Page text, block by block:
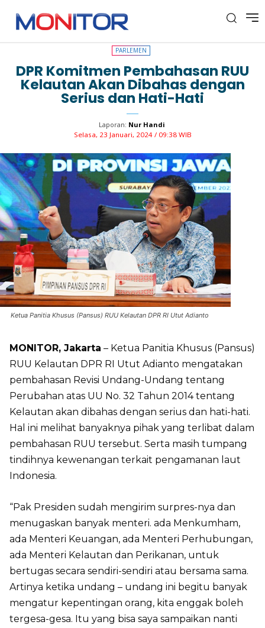
PARLEMEN
PARLEMEN
DPR Komitmen Pembahasan RUU
Kelautan Akan Dibahas dengan
Serius dan Hati-Hati
Laporan: Nur Handi
Selasa, 23 Januari, 2024 / 09:38 WIB
Ketua Panitia Khusus (Pansus) RUU Kelautan DPR RI Utut Adianto
MONITOR, Jakarta – Ketua Panitia Khusus (Pansus)
RUU Kelautan DPR RI Utut Adianto mengatakan
pembahasan Revisi Undang-Undang tentang
Perubahan atas UU No. 32 Tahun 2014 tentang
Kelautan akan dibahas dengan serius dan hati-hati.
Hal ini melihat banyaknya pihak yang terlibat dalam
pembahasan RUU tersebut. Serta masih tumpang
tindihnya kewenangan terkait pengamanan laut
Indonesia.
“Pak Presiden sudah mengirim surpres-nya dan
menugaskan banyak menteri. ada Menkumham,
ada Menteri Keuangan, ada Menteri Perhubungan,
ada Menteri Kelautan dan Perikanan, untuk
bertugas secara sendiri-sendiri atau bersama sama.
Artinya ketika undang – undang ini begitu banyak
mengatur kepentingan orang, kita enggak boleh
tergesa-gesa. Itu yang bisa saya sampaikan nanti